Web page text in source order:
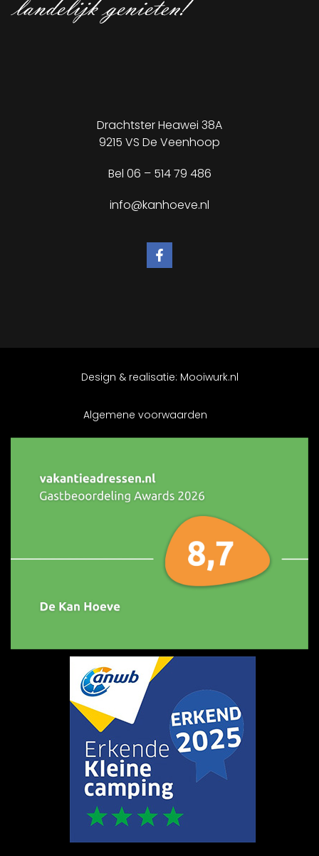
Drachtster Heawei 38A
9215 VS De Veenhoop
Bel 06 – 514 79 486
info@kanhoeve.nl
Design & realisatie: Mooiwurk.nl
Algemene voorwaarden